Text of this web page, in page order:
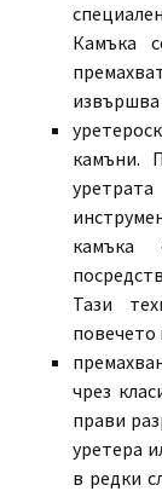
Камъка
извършва
камъни.
камъка
Тази
повечето
чрез
прави
уретера
в редки